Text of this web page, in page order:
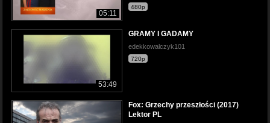
05:11
480p
53:49
GRAMY I GADAMY
edekkowalczyk101
720p
Fox: Grzechy przeszłości (2017)
Lektor PL